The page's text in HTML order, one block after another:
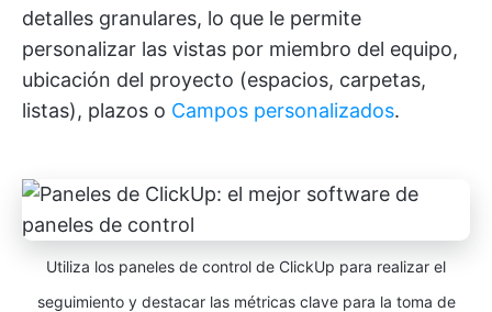
detalles granulares, lo que le permite
personalizar las vistas por miembro del equipo,
ubicación del proyecto (espacios, carpetas,
listas), plazos o Campos personalizados.
Utiliza los paneles de control de ClickUp para realizar el
seguimiento y destacar las métricas clave para la toma de